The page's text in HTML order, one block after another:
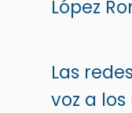
López
Las
voz a